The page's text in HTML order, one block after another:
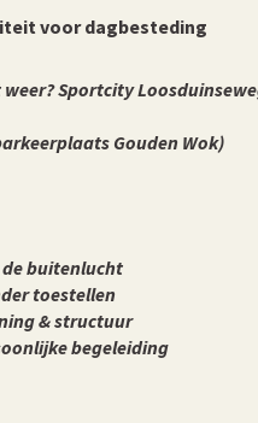
voor dagbesteding
weer?Sportcity
Gouden Wok)
de buitenlucht
toestellen
& structuur
begeleiding